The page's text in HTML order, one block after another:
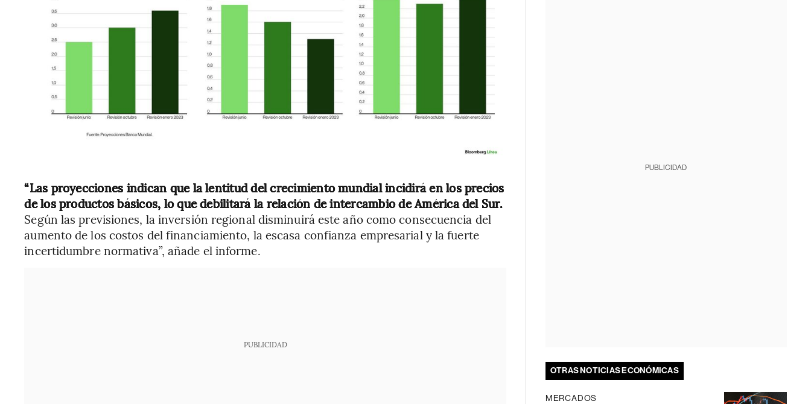
“Las proyecciones indican que la lentitud del crecimiento mundial incidirá en los precios
de los productos básicos, lo que debilitará la relación de intercambio de América del Sur.
Según las previsiones, la inversión regional disminuirá este año como consecuencia del
aumento de los costos del financiamiento, la escasa confianza empresarial y la fuerte
incertidumbre normativa”, añade el informe.
PUBLICIDAD
PUBLICIDAD
OTRAS NOTICIAS ECONÓMICAS
MERCADOS